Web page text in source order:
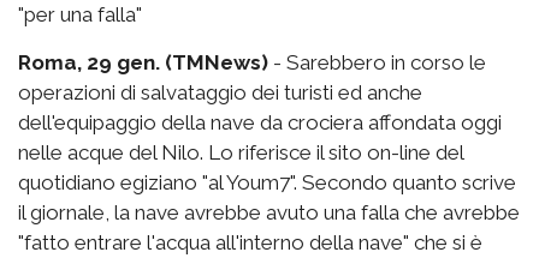
"per una falla"
Roma, 29 gen. (TMNews) - Sarebbero in corso le
operazioni di salvataggio dei turisti ed anche
dell'equipaggio della nave da crociera affondata oggi
nelle acque del Nilo. Lo riferisce il sito on-line del
quotidiano egiziano "al Youm7". Secondo quanto scrive
il giornale, la nave avrebbe avuto una falla che avrebbe
"fatto entrare l'acqua all'interno della nave" che si è